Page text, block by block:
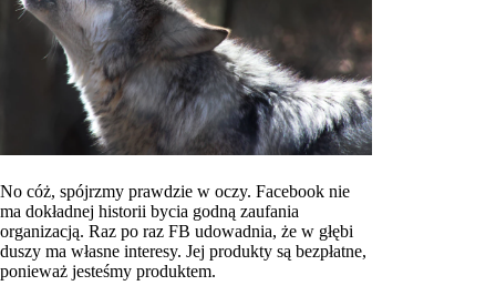
No cóż, spójrzmy prawdzie w oczy. Facebook nie
ma dokładnej historii bycia godną zaufania
organizacją. Raz po raz FB udowadnia, że ​​w głębi
duszy ma własne interesy. Jej produkty są bezpłatne,
ponieważ jesteśmy produktem.